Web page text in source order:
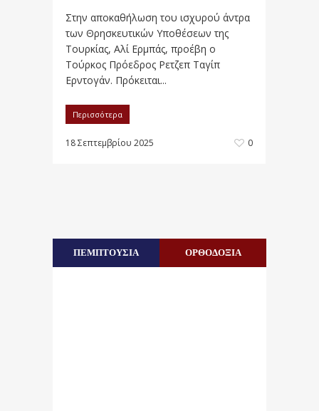
Στην αποκαθήλωση του ισχυρού άντρα
των Θρησκευτικών Υποθέσεων της
Τουρκίας, Αλί Ερμπάς, προέβη ο
Τούρκος Πρόεδρος Ρετζεπ Ταγίπ
Ερντογάν. Πρόκειται...
Περισσότερα
18 Σεπτεμβρίου 2025 0
ΠΕΜΠΤΟΥΣΙΑ ΟΡΘΟΔΟΞΙΑ